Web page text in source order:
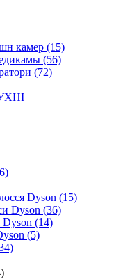
камер (15)
(56)
(72)
Dyson (15)
Dyson (36)
Dyson (14)
(5)